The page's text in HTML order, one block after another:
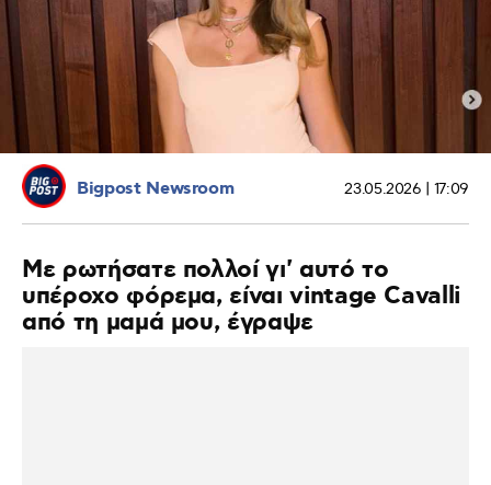
Bigpost Newsroom 23.05.2026 | 17:09
Με ρωτήσατε πολλοί γι' αυτό το
υπέροχο φόρεμα, είναι vintage Cavalli
από τη μαμά μου, έγραψε